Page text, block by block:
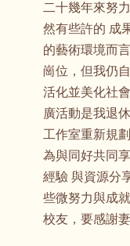
二十幾年來努
然有些許的 成
的藝術環境而
崗位，但我仍
活化並美化社
廣活動是我退
工作室重新規
為與同好共同
經驗 與資源分
些微努力與成
校友，要感謝